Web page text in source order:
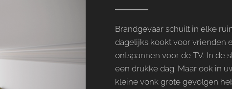
Brandgevaar schuilt in elke
dagelijks kookt voor vrienden
ontspannen voor de TV. In de
een drukke dag. Maar ook in
kleine vonk grote gevolgen